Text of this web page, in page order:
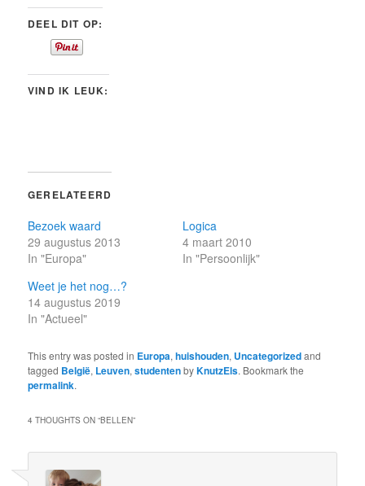
DEEL DIT OP:
VIND IK LEUK:
GERELATEERD
Bezoek waard
29 augustus 2013
In "Europa"
Logica
4 maart 2010
In "Persoonlijk"
Weet je het nog…?
14 augustus 2019
In "Actueel"
This entry was posted in Europa,huishouden, Uncategorizedand
tagged België, Leuven,studentenbyKnutzEls. Bookmark the
permalink.
4 THOUGHTS ON “BELLEN”